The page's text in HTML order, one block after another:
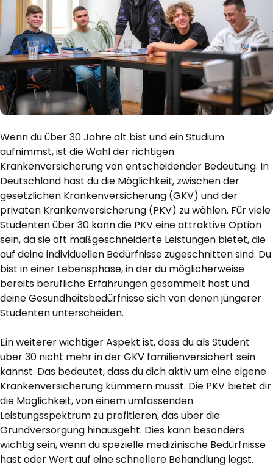
Wenn du über 30 Jahre alt bist und ein Studium
aufnimmst, ist die Wahl der richtigen
Krankenversicherung von entscheidender Bedeutung. In
Deutschland hast du die Möglichkeit, zwischen der
gesetzlichen Krankenversicherung (GKV) und der
privaten Krankenversicherung (PKV) zu wählen. Für viele
Studenten über 30 kann die PKV eine attraktive Option
sein, da sie oft maßgeschneiderte Leistungen bietet, die
auf deine individuellen Bedürfnisse zugeschnitten sind. Du
bist in einer Lebensphase, in der du möglicherweise
bereits berufliche Erfahrungen gesammelt hast und
deine Gesundheitsbedürfnisse sich von denen jüngerer
Studenten unterscheiden.
Ein weiterer wichtiger Aspekt ist, dass du als Student
über 30 nicht mehr in der GKV familienversichert sein
kannst. Das bedeutet, dass du dich aktiv um eine eigene
Krankenversicherung kümmern musst. Die PKV bietet dir
die Möglichkeit, von einem umfassenden
Leistungsspektrum zu profitieren, das über die
Grundversorgung hinausgeht. Dies kann besonders
wichtig sein, wenn du spezielle medizinische Bedürfnisse
hast oder Wert auf eine schnellere Behandlung legst.